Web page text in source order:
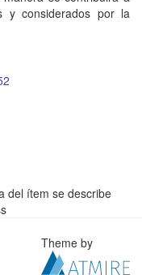
y considerados por la
del ítem se describe
Theme by